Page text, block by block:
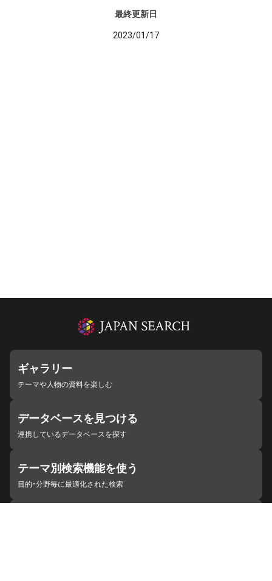
最終更新日
2023/01/17
ギャラリー
テーマや人物の資料を楽しむ
データベースを見つける
連携しているデータベースを探す
テーマ別検索機能を使う
目的・分野毎に最適化された検索